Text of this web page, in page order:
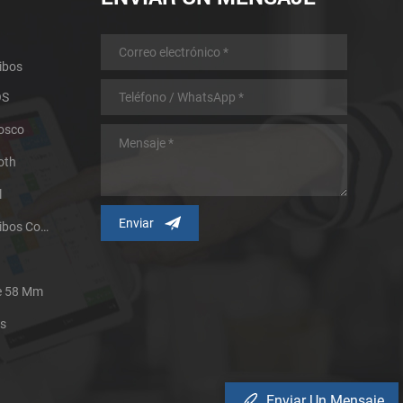
Impresora Térmica De Recibos Con Micropanel.
58 Mm